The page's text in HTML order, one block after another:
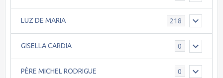
LUZ DE MARIA 218
GISELLA CARDIA 0
PÈRE MICHEL RODRIGUE 0